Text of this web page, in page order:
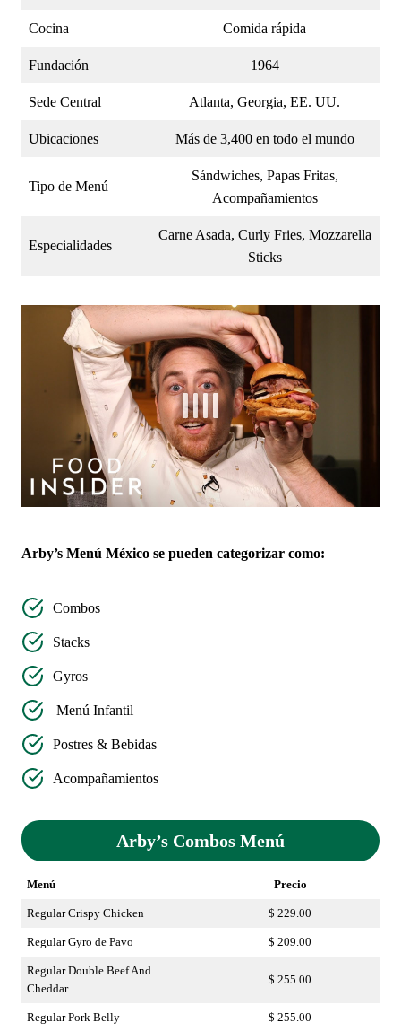
Cocina Comida rápida
Fundación 1964
Sede Central Atlanta, Georgia, EE. UU.
Ubicaciones Más de 3,400 en todo el mundo
Tipo de Menú
Sándwiches, Papas Fritas,
Acompañamientos
Especialidades
Carne Asada, Curly Fries, Mozzarella
Sticks
Arby’s Menú México se pueden categorizar como:
Combos
Stacks
Gyros
Menú Infantil
Postres & Bebidas
Acompañamientos
Arby’s Combos Menú
Menú Precio
Regular Crispy Chicken $ 229.00
Regular Gyro de Pavo $ 209.00
Regular Double Beef And
Cheddar
$ 255.00
Regular Pork Belly $ 255.00